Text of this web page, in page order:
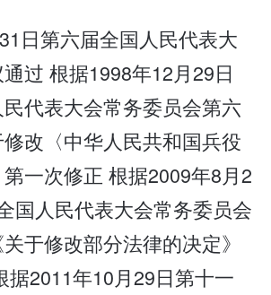
31日第六届全国人民代表大
过 根据1998年12月29日
代表大会常务委员会第六
改〈中华人民共和国兵役
一次修正 根据2009年8月2
国人民代表大会常务委员会
于修改部分法律的决定》
据2011年10月29日第十一